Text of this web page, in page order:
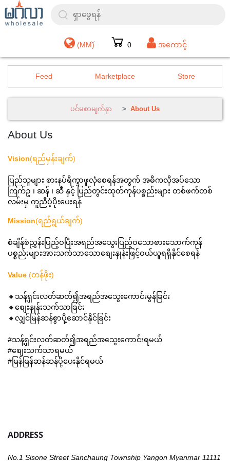
(MM) 0 အကောင့်
Feed Marketplace Store
ပင်မစာမျက်နှာ About Us
About Us
Vision(ရည်မှန်းချက်)
ပြည်သူများ စားနပ်ရိက္ခာဖူလုံစေရန်အတွက် အဓိကလိုအပ်သော
ကြက်ဥ ၊ ဆန် ၊ ဆီ နှင့် ပြည်တွင်းထုတ်ကုန်ပစ္စည်းများ တစ်ဖက်တစ်
လမ်းမှ ကူညီပံ့ပိုးပေးရန်
Mission(ရည်ရွယ်ချက်)
စံချိန်စံညွှန်းပြည့်ဝပြီးအရည်အသွေးပြည့်ဝသောစားသောက်ကုန်
ပစ္စည်းများအားသက်သာသောစျေးနှုန်းဖြင့်ဝယ်ယူရရှိနိုင်စေရန်
Value (တန်ဖိုး)
🔸သန့်ရှင်းလတ်ဆတ်၍အရည်အသွေးကောင်းမွန်ခြင်း
🔸စျေးနှုန်းသက်သာခြင်း
🔸လျှင်မြန်ဆန်စွာပို့ဆောင်နိုင်ခြင်း
#သန့်ရှင်းလတ်ဆတ်၍အရည်အသွေးကောင်းရမယ်
#စျေးသက်သာရမယ်
#မြန်မြန်ဆန်ဆန်ပို့ပေးနိုင်ရမယ်
ADDRESS
No.1 Sisone Street Sanchaung Township Yangon Myanmar 11111